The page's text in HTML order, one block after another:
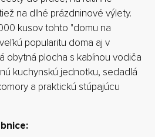
na dlhé prázdninové výlety.
kusov tohto "domu na
popularitu doma aj v
obytná plocha s kabínou vodiča
kuchynskú jednotku, sedadlá
a praktickú stúpajúcu